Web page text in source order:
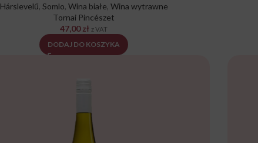
Hárslevelű, Somlo, Wina białe, Wina wytrawne
Tornai Pincészet
47,00zł z VAT
DODAJ DO KOSZYKA